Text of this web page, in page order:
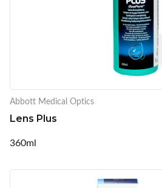
Abbott Medical Optics
Lens Plus
360ml